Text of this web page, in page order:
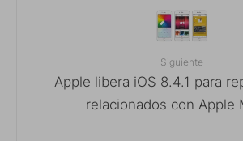
Siguiente
Apple libera iOS 8.4.1 para
relacionados con Apple